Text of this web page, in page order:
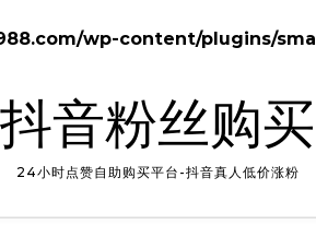
wp-content/plugins/
抖音粉丝购买
24小时点赞自助购买平台-抖音真人低价涨粉